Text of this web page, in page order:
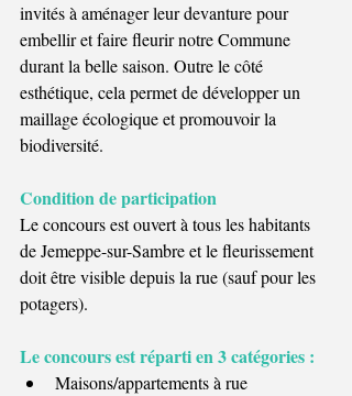
invités à aménager leur devanture pour
embellir et faire fleurir notre Commune
durant la belle saison. Outre le côté
esthétique, cela permet de développer un
maillage écologique et promouvoir la
biodiversité.
Condition de participation
Le concours est ouvert à tous les habitants
de Jemeppe-sur-Sambre et le fleurissement
doit être visible depuis la rue (sauf pour les
potagers).
Le concours est réparti en 3 catégories :
Maisons/appartements à rue